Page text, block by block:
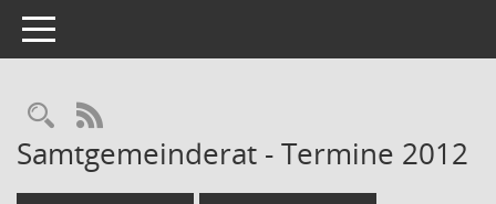
Toggle navigation
Rechercheauswahl
RSS-Feed
Samtgemeinderat - Termine 2012